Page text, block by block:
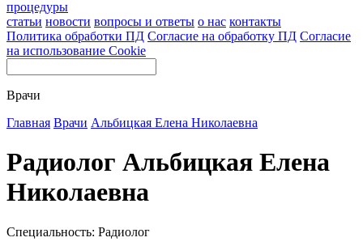
процедуры
статьи новости вопросы и ответы о нас контакты
Политика обработки ПД Согласие на обработку ПД Согласие
на использование Cookie
Врачи
Главная Врачи Альбицкая Елена Николаевна
Радиолог Альбицкая Елена
Николаевна
Специальность: Радиолог